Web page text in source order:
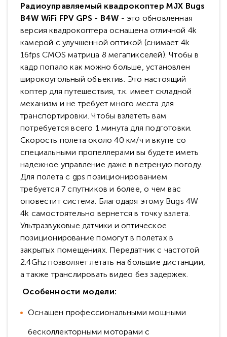
Радиоуправляемый квадрокоптер MJX Bugs
B4W WiFi FPV GPS - B4W - это обновленная
версия квадрокоптера оснащена отличной 4k
камерой с улучшенной оптикой (снимает 4k
16fps CMOS матрица 8 мегапикселей). Чтобы в
кадр попало как можно больше, установлен
широкоугольный объектив. Это настоящий
коптер для путешествия, т.к. имеет складной
механизм и не требует много места для
транспортировки. Чтобы взлететь вам
потребуется всего 1 минута для подготовки.
Скорость полета около 40 км/ч и вкупе со
специальными пропеллерами вы будете иметь
надежное управление даже в ветреную погоду.
Для полета с gps позиционированием
требуется 7 спутников и более, о чем вас
оповестит система. Благодаря этому Bugs 4W
4k самостоятельно вернется в точку взлета.
Ультразвуковые датчики и оптическое
позиционирование помогут в полетах в
закрытых помещениях. Передатчик с частотой
2.4Ghz позволяет летать на большие дистанции,
а также транслировать видео без задержек.
Особенности модели:
Оснащен профессиональными мощными
бесколлекторными моторами с